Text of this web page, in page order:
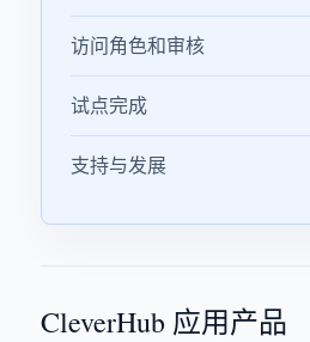
访问角色和审核
试点完成
支持与发展
CleverHub 应用产品